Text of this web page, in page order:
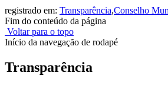
registrado em: Transparência,Conselho
Fim do conteúdo da página
Voltar para o topo
Início da navegação de rodapé
Transparência